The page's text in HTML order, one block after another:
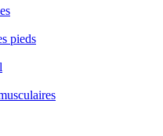
pieds